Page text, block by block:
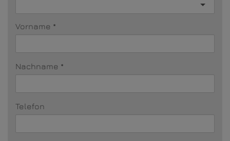
Vorname
Nachname
Telefon